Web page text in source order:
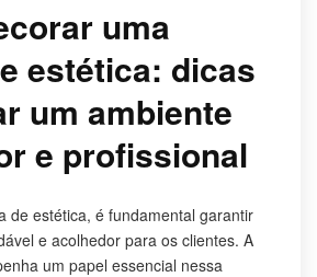
uma
estética: dicas
um ambiente
e profissional
de estética, é fundamental garantir
e acolhedor para os clientes. A
um papel essencial nessa